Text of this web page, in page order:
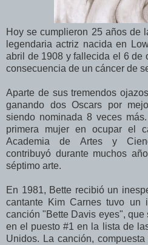
Hoy se cumplieron 25 años de
legendaria actriz nacida en
abril de 1908 y fallecida el 6 de
consecuencia de un cáncer de
Aparte de sus tremendos
ganando dos Oscars por
siendo nominada 8 veces
primera mujer en ocupar el
Academia de Artes y
contribuyó durante muchos
séptimo arte.
En 1981, Bette recibió un
cantante Kim Carnes tuvo un
canción "Bette Davis eyes",
en el puesto #1 en la lista de
Unidos. La canción,